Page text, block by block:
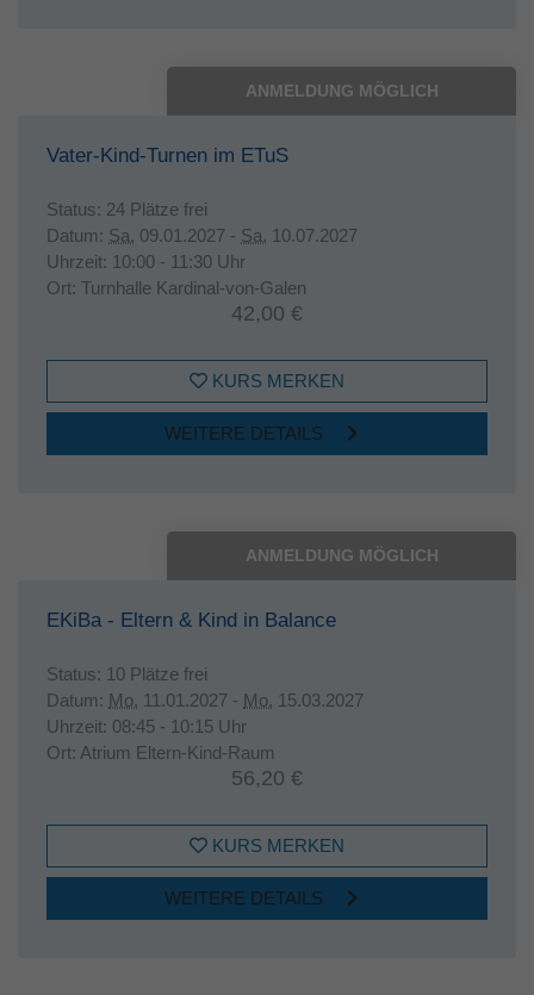
ANMELDUNG MÖGLICH
Vater-Kind-Turnen im ETuS
Status: 24 Plätze frei
Datum: Sa. 09.01.2027 - Sa. 10.07.2027
Uhrzeit: 10:00 - 11:30 Uhr
Ort: Turnhalle Kardinal-von-Galen
42,00 €
KURS MERKEN
WEITERE DETAILS
ANMELDUNG MÖGLICH
EKiBa - Eltern & Kind in Balance
Status: 10 Plätze frei
Datum: Mo. 11.01.2027 - Mo. 15.03.2027
Uhrzeit: 08:45 - 10:15 Uhr
Ort: Atrium Eltern-Kind-Raum
56,20 €
KURS MERKEN
WEITERE DETAILS